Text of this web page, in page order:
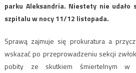
parku Aleksandria. Niestety nie udało
szpitalu w nocy 11/12 listopada.
Sprawą zajmuje się prokuratura a
wskazać po przeprowadzeniu sekcji
pobity ze skutkiem śmiertelnym w